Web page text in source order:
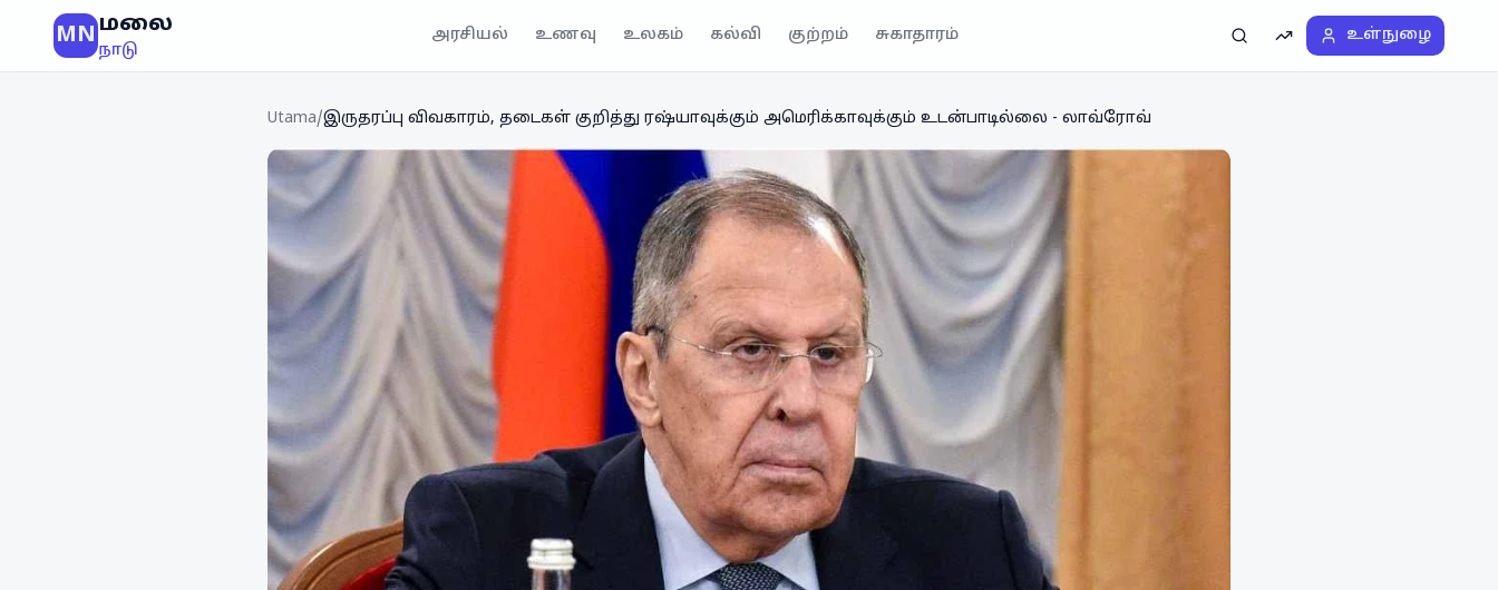
MN மலை
நாடு
அரசியல் உணவு உலகம் கல்வி குற்றம் சுகாதாரம் தேடல்டிரெண்டிங்உள்நுழை
Utama/இருதரப்பு விவகாரம், தடைகள் குறித்து ரஷ்யாவுக்கும் அமெரிக்காவுக்கும் உடன்பாடில்லை - லாவ்ரோவ்